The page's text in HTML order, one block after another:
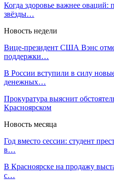
Когда здоровье важнее
звёзды…
Новость недели
Вице-президент США Вэнс
поддержки…
В России вступили в силу
денежных…
Прокуратура выяснит
Красноярском
Новость месяца
Год вместо сессии: студент
в…
В Красноярске на продажу
с…